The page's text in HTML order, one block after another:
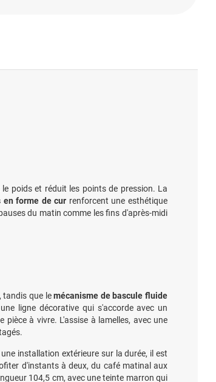
poids et réduit les points de pression. La
en forme de cur renforcent une esthétique
du matin comme les fins d'après-midi
tandis que lemécanisme de bascule fluide
ligne décorative qui s'accorde avec un
à vivre. L'assise à lamelles, avec une
installation extérieure sur la durée, il est
d'instants à deux, du café matinal aux
104,5 cm, avec une teinte marron qui